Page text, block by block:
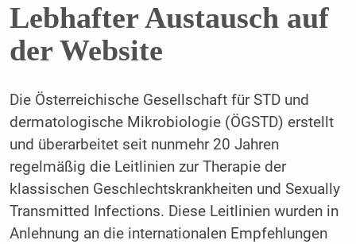
Lebhafter Austausch auf
der Website
Die Österreichische Gesellschaft für STD und
dermatologische Mikrobiologie (ÖGSTD) erstellt
und überarbeitet seit nunmehr 20 Jahren
regelmäßig die Leitlinien zur Therapie der
klassischen Geschlechtskrankheiten und Sexually
Transmitted Infections. Diese Leitlinien wurden in
Anlehnung an die internationalen Empfehlungen